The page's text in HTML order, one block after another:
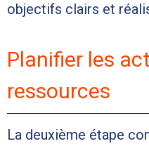
objectifs clairs et
Planifier les
ressources
La deuxième étape